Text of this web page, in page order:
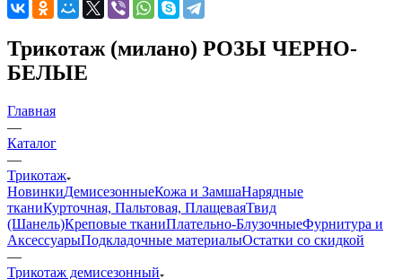
Трикотаж (милано) РОЗЫ ЧЕРНО-
БЕЛЫЕ
Главная
—
Каталог
—
Трикотаж
НовинкиДемисезонныеКожа и ЗамшаНарядные
тканиКурточная, Пальтовая, ПлащеваяТвид
(Шанель)Креповые тканиПлательно-БлузочныеФурнитура и
АксессуарыПодкладочные материалыОстатки со скидкой
—
Трикотаж демисезонный